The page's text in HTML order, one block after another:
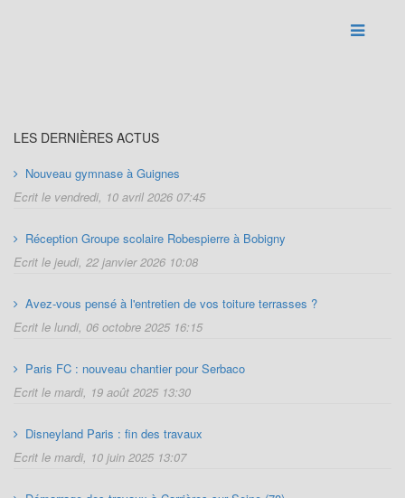
LES DERNIÈRES ACTUS
Nouveau gymnase à Guignes
Ecrit le vendredi, 10 avril 2026 07:45
Réception Groupe scolaire Robespierre à Bobigny
Ecrit le jeudi, 22 janvier 2026 10:08
Avez-vous pensé à l'entretien de vos toiture terrasses ?
Ecrit le lundi, 06 octobre 2025 16:15
Paris FC : nouveau chantier pour Serbaco
Ecrit le mardi, 19 août 2025 13:30
Disneyland Paris : fin des travaux
Ecrit le mardi, 10 juin 2025 13:07